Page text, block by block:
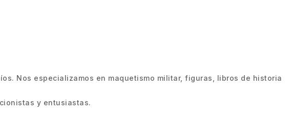
Nos especializamos en maquetismo militar, figuras, libros de historia
y entusiastas.